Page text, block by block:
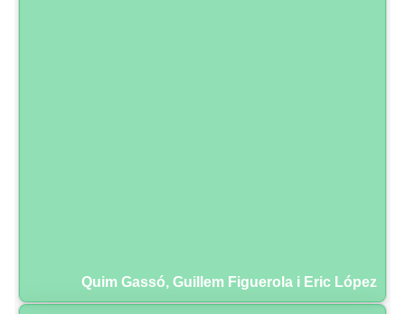
Quim Gassó, Guillem Figuerola i Eric López